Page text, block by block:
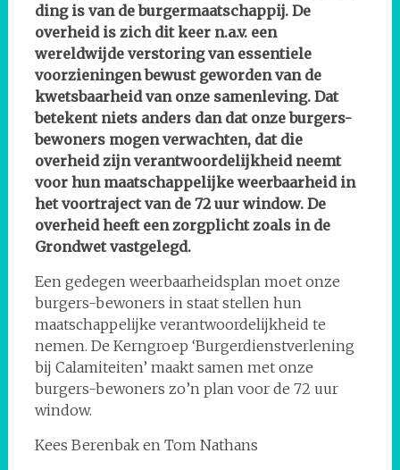
ding is van de burgermaatschappij. De
overheid is zich dit keer n.a.v. een
wereldwijde verstoring van essentiele
voorzieningen bewust geworden van de
kwetsbaarheid van onze samenleving. Dat
betekent niets anders dan dat onze burgers-
bewoners mogen verwachten, dat die
overheid zijn verantwoordelijkheid neemt
voor hun maatschappelijke weerbaarheid in
het voortraject van de 72 uur window. De
overheid heeft een zorgplicht zoals in de
Grondwet vastgelegd.
Een gedegen weerbaarheidsplan moet onze
burgers-bewoners in staat stellen hun
maatschappelijke verantwoordelijkheid te
nemen. De Kerngroep ‘Burgerdienstverlening
bij Calamiteiten’ maakt samen met onze
burgers-bewoners zo’n plan voor de 72 uur
window.
Kees Berenbak en Tom Nathans